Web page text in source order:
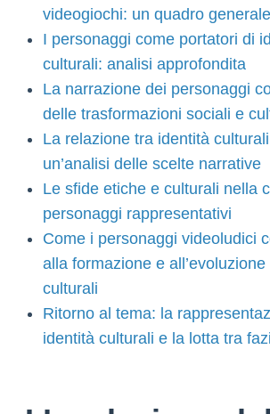
videogiochi: un quadro generale
I personaggi come portatori di
culturali: analisi approfondita
La narrazione dei personaggi
delle trasformazioni sociali e
La relazione tra identità
un’analisi delle scelte narrative
Le sfide etiche e culturali nella
personaggi rappresentativi
Come i personaggi videoludici
alla formazione e
culturali
Ritorno al tema: la
identità culturali e la lotta tra